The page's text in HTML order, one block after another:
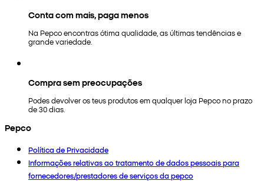
Conta com mais, paga menos
Na Pepco encontras ótima qualidade, as últimas tendências e
grande variedade.
Compra sem preocupações
Podes devolver os teus produtos em qualquer loja Pepco no prazo
de 30 dias.
Pepco
Política de Privacidade
Informações relativas ao tratamento de dados pessoais para
fornecedores/prestadores de serviços da pepco